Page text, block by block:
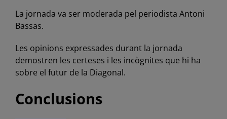
La jornada va ser moderada pel periodista Antoni
Bassas.
Les opinions expressades durant la jornada
demostren les certeses i les incògnites que hi ha
sobre el futur de la Diagonal.
Conclusions